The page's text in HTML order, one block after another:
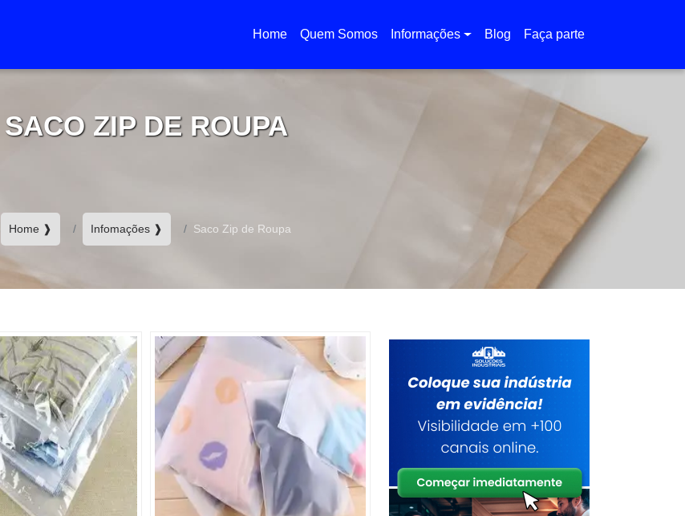
Home
(current)
Quem Somos Informações Blog Faça parte
SACO ZIP DE ROUPA
Home ❱ Infomações ❱ Saco Zip de Roupa